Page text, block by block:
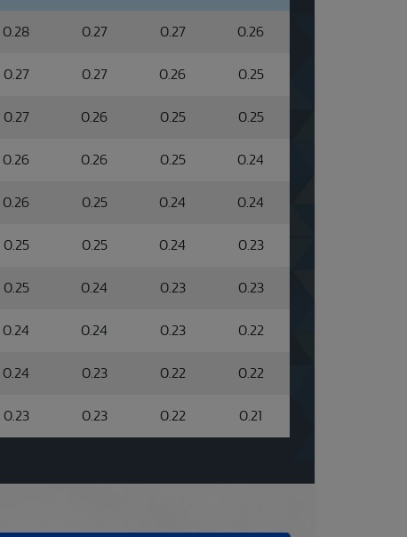
0.28 0.27 0.27 0.26
0.27 0.27 0.26 0.25
0.27 0.26 0.25 0.25
0.26 0.26 0.25 0.24
0.26 0.25 0.24 0.24
0.25 0.25 0.24 0.23
0.25 0.24 0.23 0.23
0.24 0.24 0.23 0.22
0.24 0.23 0.22 0.22
0.23 0.23 0.22 0.21